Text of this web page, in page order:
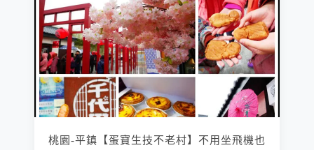
桃園-平鎮【蛋寶生技不老村】不用坐飛機也